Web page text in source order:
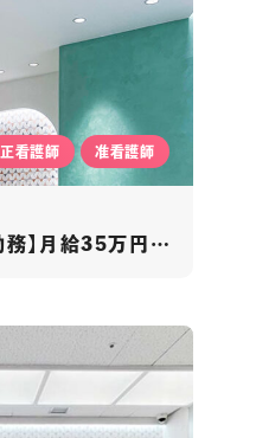
正看護師 准看護師
フレイアクリニック【難波勤務】月給35万円～/週休2日制/昇給･賞与あり/ノルマなし/ネイルOK